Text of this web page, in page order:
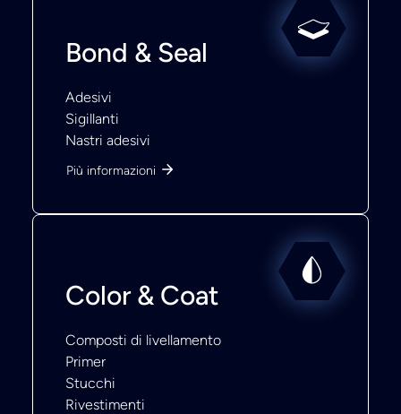
Bond & Seal
Adesivi
Sigillanti
Nastri adesivi
Più informazioni
Color & Coat
Composti di livellamento
Primer
Stucchi
Rivestimenti